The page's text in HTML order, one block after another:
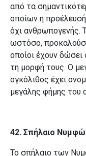
από τα
οποίων η
όχι ανθρωπογενής.
ωστόσο,
οποίοι έχουν
τη μορφή τους. Ο
ογκόλιθος έχει
μεγάλης φήμης του
42. Σπήλαιο
Το σπήλαιο των